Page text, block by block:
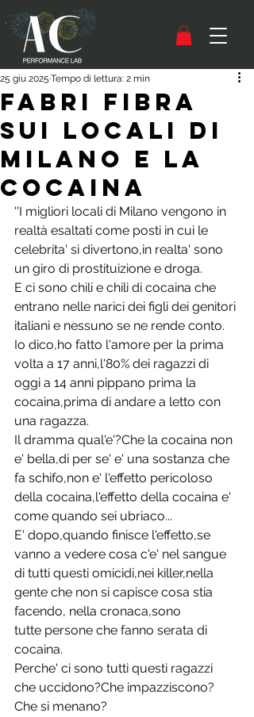
Fabri Fibra
sui locali di
Milano e la
Cocaina
25 giu 2025 Tempo di lettura: 2 min
''I migliori locali di Milano vengono in
realtà esaltati come posti in cui le
celebrita' si divertono,in realta' sono
un giro di prostituizione e droga.
E ci sono chili e chili di cocaina che
entrano nelle narici dei figli dei genitori
italiani e nessuno se ne rende conto.
Io dico,ho fatto l'amore per la prima
volta a 17 anni,l'80% dei ragazzi di
oggi a 14 anni pippano prima la
cocaina,prima di andare a letto con
una ragazza.
Il dramma qual'e'?Che la cocaina non
e' bella,di per se' e' una sostanza che
fa schifo,non e' l'effetto pericoloso
della cocaina,l'effetto della cocaina e'
come quando sei ubriaco...
E' dopo,quando finisce l'effetto,se
vanno a vedere cosa c'e' nel sangue
di tutti questi omicidi,nei killer,nella
gente che non si capisce cosa stia
facendo, nella cronaca,sono
tutte persone che fanno serata di
cocaina.
Perche' ci sono tutti questi ragazzi
che uccidono?Che impazziscono?
Che si menano?